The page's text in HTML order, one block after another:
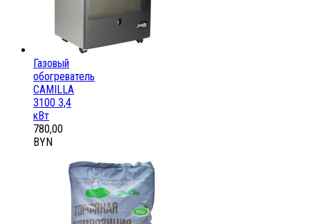
Газовый
обогреватель
CAMILLA
3100 3,4
кВт
780,00
BYN